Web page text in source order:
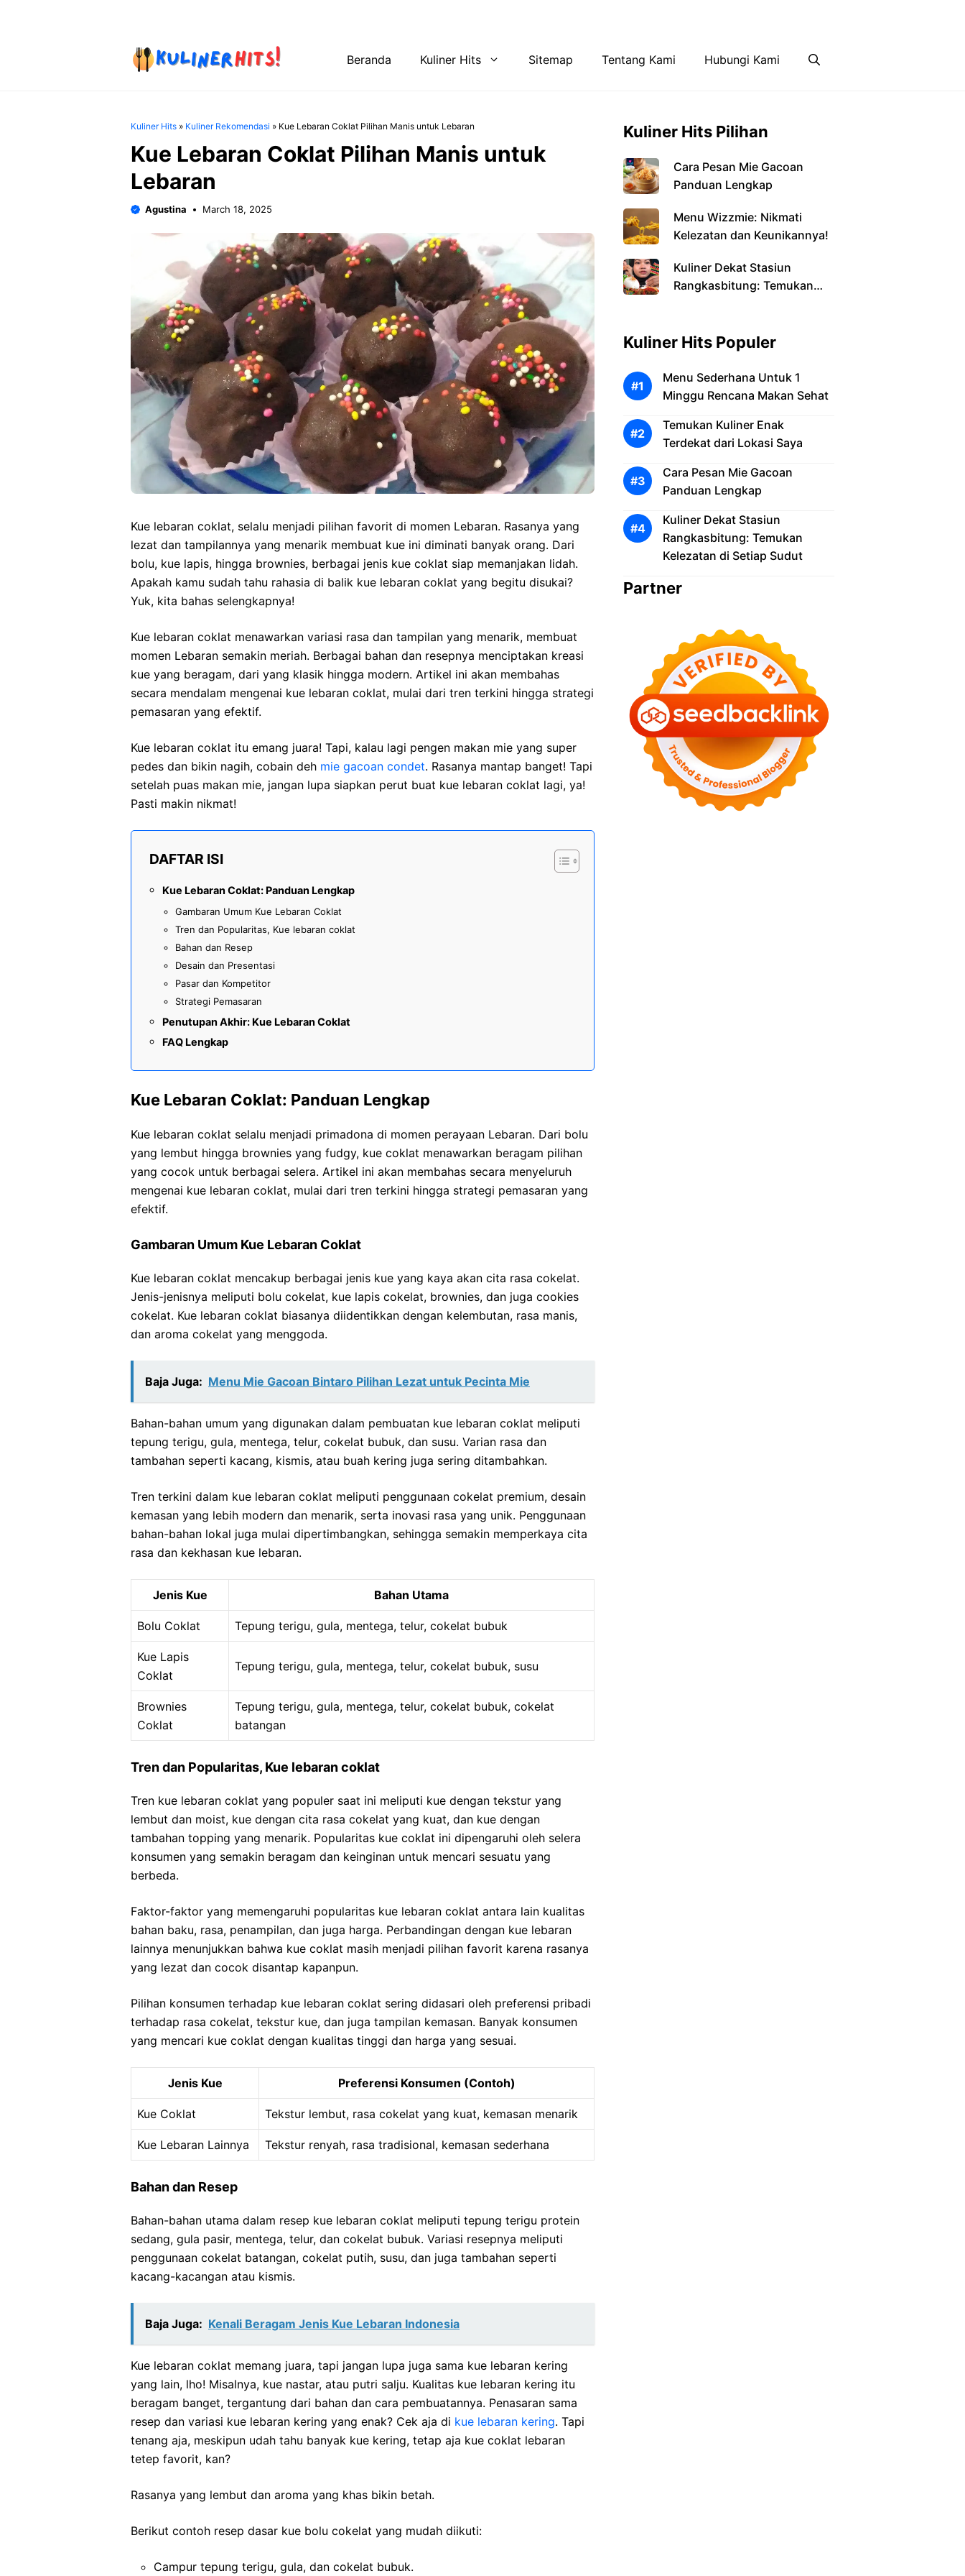
Beranda Kuliner Hits Sitemap Tentang Kami Hubungi Kami
Kuliner Hits » Kuliner Rekomendasi » Kue Lebaran Coklat Pilihan Manis untuk Lebaran
Kue Lebaran Coklat Pilihan Manis untuk
Lebaran
Agustina March 18, 2025
Kue lebaran coklat, selalu menjadi pilihan favorit di momen Lebaran. Rasanya yang
lezat dan tampilannya yang menarik membuat kue ini diminati banyak orang. Dari
bolu, kue lapis, hingga brownies, berbagai jenis kue coklat siap memanjakan lidah.
Apakah kamu sudah tahu rahasia di balik kue lebaran coklat yang begitu disukai?
Yuk, kita bahas selengkapnya!
Kue lebaran coklat menawarkan variasi rasa dan tampilan yang menarik, membuat
momen Lebaran semakin meriah. Berbagai bahan dan resepnya menciptakan kreasi
kue yang beragam, dari yang klasik hingga modern. Artikel ini akan membahas
secara mendalam mengenai kue lebaran coklat, mulai dari tren terkini hingga strategi
pemasaran yang efektif.
Kue lebaran coklat itu emang juara! Tapi, kalau lagi pengen makan mie yang super
pedes dan bikin nagih, cobain deh mie gacoan condet. Rasanya mantap banget! Tapi
setelah puas makan mie, jangan lupa siapkan perut buat kue lebaran coklat lagi, ya!
Pasti makin nikmat!
DAFTAR ISI
Kue Lebaran Coklat: Panduan Lengkap
Gambaran Umum Kue Lebaran Coklat
Tren dan Popularitas, Kue lebaran coklat
Bahan dan Resep
Desain dan Presentasi
Pasar dan Kompetitor
Strategi Pemasaran
Penutupan Akhir: Kue Lebaran Coklat
FAQ Lengkap
Kue Lebaran Coklat: Panduan Lengkap
Kue lebaran coklat selalu menjadi primadona di momen perayaan Lebaran. Dari bolu
yang lembut hingga brownies yang fudgy, kue coklat menawarkan beragam pilihan
yang cocok untuk berbagai selera. Artikel ini akan membahas secara menyeluruh
mengenai kue lebaran coklat, mulai dari tren terkini hingga strategi pemasaran yang
efektif.
Gambaran Umum Kue Lebaran Coklat
Kue lebaran coklat mencakup berbagai jenis kue yang kaya akan cita rasa cokelat.
Jenis-jenisnya meliputi bolu cokelat, kue lapis cokelat, brownies, dan juga cookies
cokelat. Kue lebaran coklat biasanya diidentikkan dengan kelembutan, rasa manis,
dan aroma cokelat yang menggoda.
Baja Juga: Menu Mie Gacoan Bintaro Pilihan Lezat untuk Pecinta Mie
Bahan-bahan umum yang digunakan dalam pembuatan kue lebaran coklat meliputi
tepung terigu, gula, mentega, telur, cokelat bubuk, dan susu. Varian rasa dan
tambahan seperti kacang, kismis, atau buah kering juga sering ditambahkan.
Tren terkini dalam kue lebaran coklat meliputi penggunaan cokelat premium, desain
kemasan yang lebih modern dan menarik, serta inovasi rasa yang unik. Penggunaan
bahan-bahan lokal juga mulai dipertimbangkan, sehingga semakin memperkaya cita
rasa dan kekhasan kue lebaran.
Jenis Kue Bahan Utama
Bolu Coklat Tepung terigu, gula, mentega, telur, cokelat bubuk
Kue Lapis
Coklat
Tepung terigu, gula, mentega, telur, cokelat bubuk, susu
Brownies
Coklat
Tepung terigu, gula, mentega, telur, cokelat bubuk, cokelat
batangan
Tren dan Popularitas, Kue lebaran coklat
Tren kue lebaran coklat yang populer saat ini meliputi kue dengan tekstur yang
lembut dan moist, kue dengan cita rasa cokelat yang kuat, dan kue dengan
tambahan topping yang menarik. Popularitas kue coklat ini dipengaruhi oleh selera
konsumen yang semakin beragam dan keinginan untuk mencari sesuatu yang
berbeda.
Faktor-faktor yang memengaruhi popularitas kue lebaran coklat antara lain kualitas
bahan baku, rasa, penampilan, dan juga harga. Perbandingan dengan kue lebaran
lainnya menunjukkan bahwa kue coklat masih menjadi pilihan favorit karena rasanya
yang lezat dan cocok disantap kapanpun.
Pilihan konsumen terhadap kue lebaran coklat sering didasari oleh preferensi pribadi
terhadap rasa cokelat, tekstur kue, dan juga tampilan kemasan. Banyak konsumen
yang mencari kue coklat dengan kualitas tinggi dan harga yang sesuai.
Jenis Kue Preferensi Konsumen (Contoh)
Kue Coklat Tekstur lembut, rasa cokelat yang kuat, kemasan menarik
Kue Lebaran Lainnya Tekstur renyah, rasa tradisional, kemasan sederhana
Bahan dan Resep
Bahan-bahan utama dalam resep kue lebaran coklat meliputi tepung terigu protein
sedang, gula pasir, mentega, telur, dan cokelat bubuk. Variasi resepnya meliputi
penggunaan cokelat batangan, cokelat putih, susu, dan juga tambahan seperti
kacang-kacangan atau kismis.
Baja Juga: Kenali Beragam Jenis Kue Lebaran Indonesia
Kue lebaran coklat memang juara, tapi jangan lupa juga sama kue lebaran kering
yang lain, lho! Misalnya, kue nastar, atau putri salju. Kualitas kue lebaran kering itu
beragam banget, tergantung dari bahan dan cara pembuatannya. Penasaran sama
resep dan variasi kue lebaran kering yang enak? Cek aja di kue lebaran kering. Tapi
tenang aja, meskipun udah tahu banyak kue kering, tetap aja kue coklat lebaran
tetep favorit, kan?
Rasanya yang lembut dan aroma yang khas bikin betah.
Berikut contoh resep dasar kue bolu cokelat yang mudah diikuti:
Campur tepung terigu, gula, dan cokelat bubuk.
Kuliner Hits Pilihan
Cara Pesan Mie Gacoan
Panduan Lengkap
Menu Wizzmie: Nikmati
Kelezatan dan Keunikannya!
Kuliner Dekat Stasiun
Rangkasbitung: Temukan
Kuliner Hits Populer
Menu Sederhana Untuk 1
Minggu Rencana Makan Sehat
Temukan Kuliner Enak
Terdekat dari Lokasi Saya
Cara Pesan Mie Gacoan
Panduan Lengkap
Kuliner Dekat Stasiun
Rangkasbitung: Temukan
Kelezatan di Setiap Sudut
Partner